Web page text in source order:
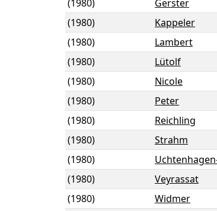
(1980) Gerster
(1980) Kappeler
(1980) Lambert
(1980) Lütolf
(1980) Nicole
(1980) Peter
(1980) Reichling
(1980) Strahm
(1980)
(1980) Veyrassat
(1980) Widmer